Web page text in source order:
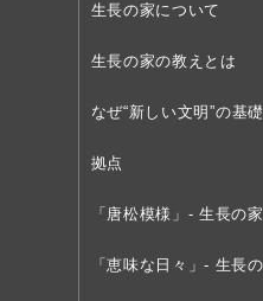
生長の家について
生長の家の教えとは
なぜ“新しい文明”の基
拠点
「唐松模様」- 生長の
「恵味な日々」- 生長